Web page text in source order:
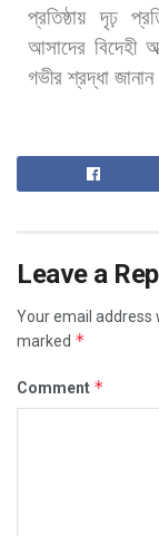
প্রতিষ্ঠায় দৃঢ়
আসাদের বিদেহী
গভীর শ্রদ্ধা জানান
Leave a
Your email address
marked *
Comment *